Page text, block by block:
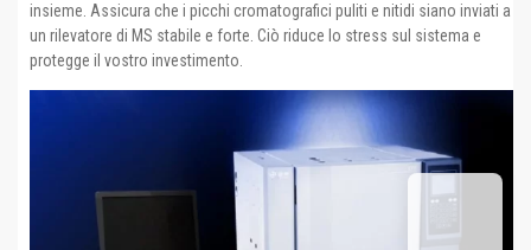
insieme. Assicura che i picchi cromatografici puliti e nitidi siano inviati a
un rilevatore di MS stabile e forte. Ciò riduce lo stress sul sistema e
protegge il vostro investimento.